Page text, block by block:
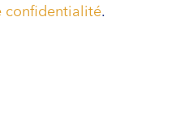
confidentialité.